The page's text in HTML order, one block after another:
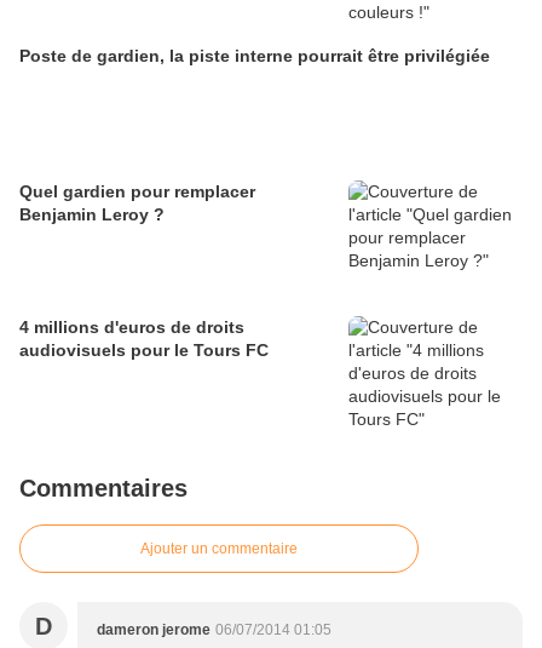
Poste de gardien, la piste interne pourrait être privilégiée
Quel gardien pour remplacer
Benjamin Leroy ?
4 millions d'euros de droits
audiovisuels pour le Tours FC
Commentaires
Ajouter un commentaire
D dameron jerome 06/07/2014 01:05